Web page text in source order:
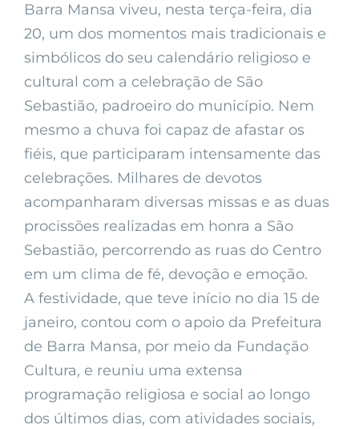
Barra Mansa viveu, nesta terça-feira, dia
20, um dos momentos mais tradicionais e
simbólicos do seu calendário religioso e
cultural com a celebração de São
Sebastião, padroeiro do município. Nem
mesmo a chuva foi capaz de afastar os
fiéis, que participaram intensamente das
celebrações. Milhares de devotos
acompanharam diversas missas e as duas
procissões realizadas em honra a São
Sebastião, percorrendo as ruas do Centro
em um clima de fé, devoção e emoção.
A festividade, que teve início no dia 15 de
janeiro, contou com o apoio da Prefeitura
de Barra Mansa, por meio da Fundação
Cultura, e reuniu uma extensa
programação religiosa e social ao longo
dos últimos dias, com atividades sociais,